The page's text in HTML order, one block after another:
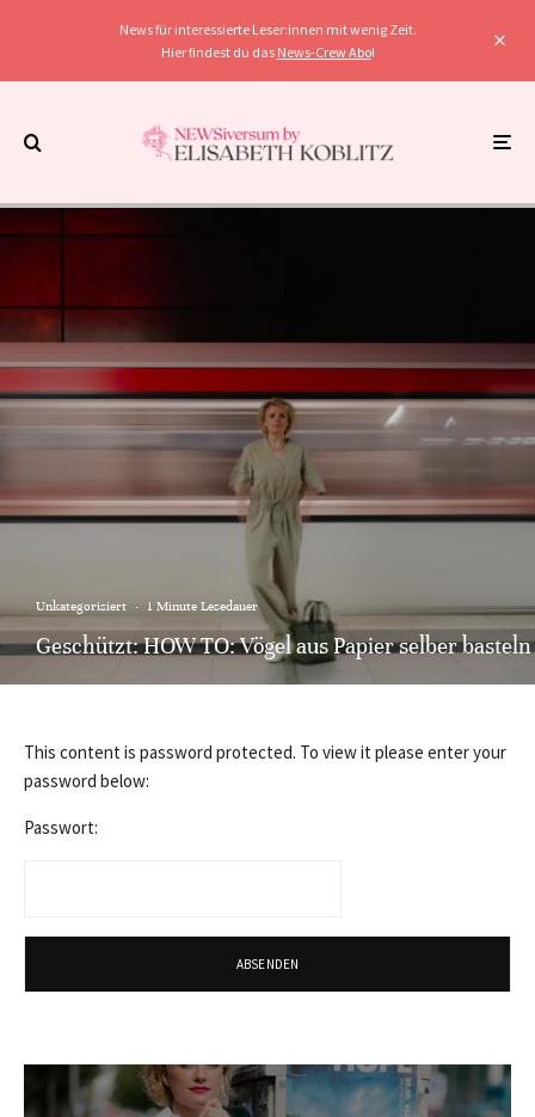
News für interessierte Leser:innen mit wenig Zeit.
Hier findest du das News-Crew Abo!
Unkategorisiert · 1 Minute Lesedauer
Geschützt: HOW TO: Vögel aus Papier selber basteln
This content is password protected. To view it please enter your
password below:
Passwort: